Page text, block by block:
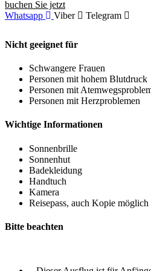
buchen Sie jetzt
Whatsapp
Viber Telegram
Nicht geeignet für
Schwangere Frauen
Personen mit hohem Blutdruck
Personen mit
Personen mit Herzproblemen
Wichtige Informationen
Sonnenbrille
Sonnenhut
Badekleidung
Handtuch
Kamera
Reisepass, auch Kopie möglich
Bitte beachten